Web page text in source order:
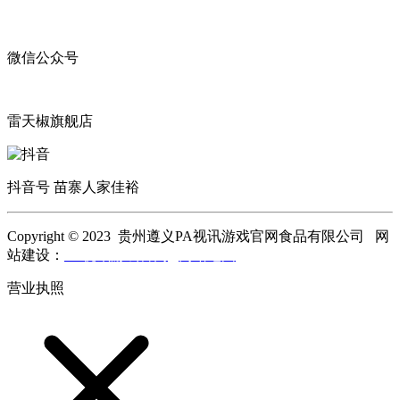
微信公众号
雷天椒旗舰店
抖音号 苗寨人家佳裕
Copyright © 2023 贵州遵义PA视讯游戏官网食品有限公司 网
站建设：
营业执照